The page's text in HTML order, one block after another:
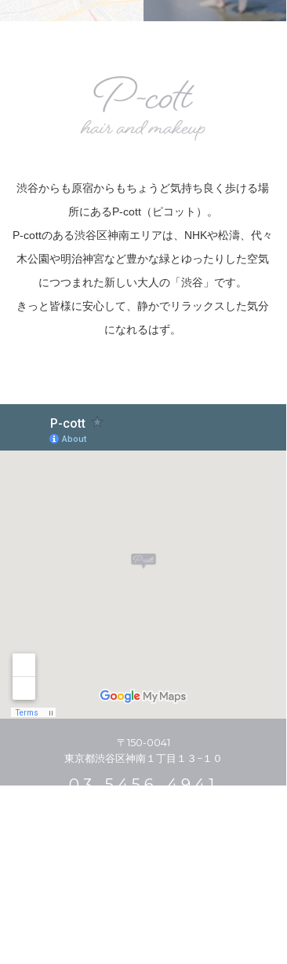
渋谷からも原宿からもちょうど気持ち良く歩ける場
所にあるP-cott（ピコット）。
P-cottのある渋谷区神南エリアは、NHKや松濤、代々
木公園や明治神宮など豊かな緑とゆったりした空気
につつまれた新しい大人の「渋谷」です。
きっと皆様に安心して、静かでリラックスした気分
になれるはず。
〒150-0041
東京都渋谷区神南１丁目１３−１０
03-5456-4941